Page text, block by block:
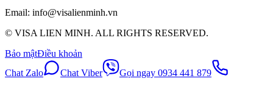
Email: info@visalienminh.vn
© VISA LIEN MINH. ALL RIGHTS RESERVED.
Bảo mậtĐiều khoản
Chat Zalo
Chat Viber Gọi ngay 0934 441 879